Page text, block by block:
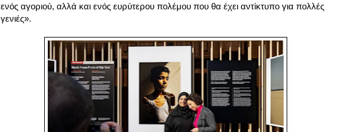
ενός αγοριού, αλλά και ενός ευρύτερου πολέμου που θα έχει αντίκτυπο για πολλές
γενιές».